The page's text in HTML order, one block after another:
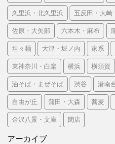
久里浜・北久里浜 五反田・大崎
佐原・大矢部 六本木・麻布
坦々麺 大津・堀ノ内 家系
東神奈川・白楽 横浜 横須賀
油そば・まぜそば 渋谷 港南
自由が丘 蒲田・大森 蕎麦
金沢八景・文庫 閉店
アーカイブ